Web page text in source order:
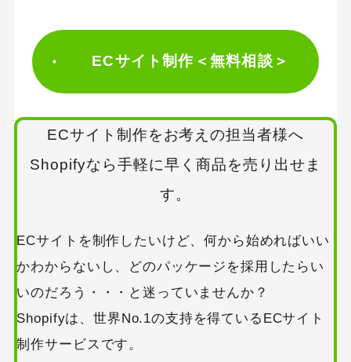
ECサイト制作＜無料相談＞
ECサイト制作をお考えの担当者様へ
Shopifyなら手軽に早く商品を売り出せま
す。
ECサイトを制作したいけど、何から始めればいい
かわからないし、どのパッケージを採用したらい
いのだろう・・・と迷っていませんか？
Shopifyは、世界No.1の支持を得ているECサイト
制作サービスです。